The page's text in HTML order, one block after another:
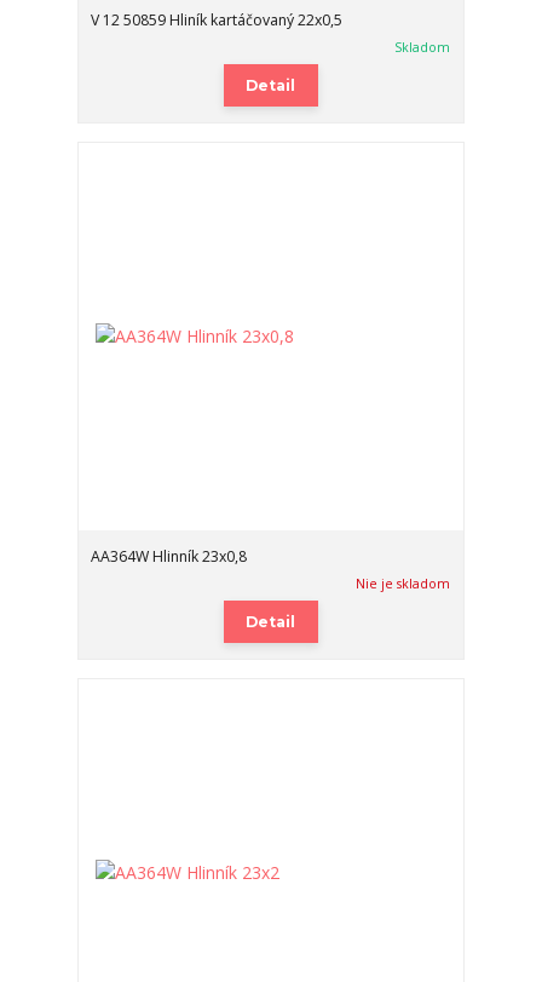
V 12 50859 Hliník kartáčovaný 22x0,5
Skladom
Detail
AA364W Hlinník 23x0,8
Nie je skladom
Detail